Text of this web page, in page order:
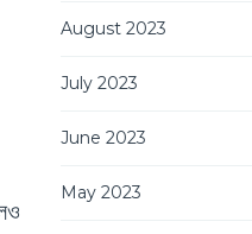
August 2023
July 2023
June 2023
May 2023